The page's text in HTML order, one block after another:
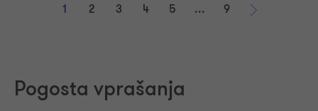
1 2 3 4 5 ...
9
Pogosta vprašanja